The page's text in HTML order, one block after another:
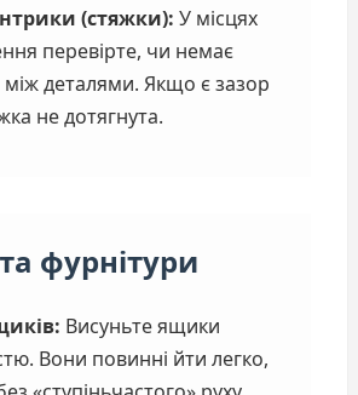
(стяжки): У місцях
перевірте, чи немає
деталями. Якщо є зазор
не дотягнута.
фурнітури
Висуньте ящики
Вони повинні йти легко,